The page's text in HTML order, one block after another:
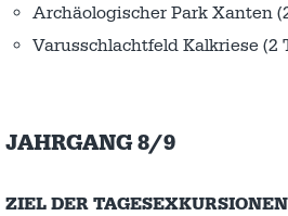
Archäologischer Park Xanten
Varusschlachtfeld Kalkriese (2
JAHRGANG 8/9
ZIEL DER TAGESEXKURSIONEN